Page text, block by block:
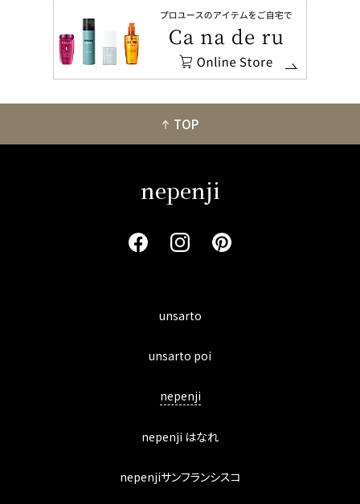
TOP
nepenji
unsarto
unsarto poi
nepenji
nepenji はなれ
nepenjiサンフランシスコ